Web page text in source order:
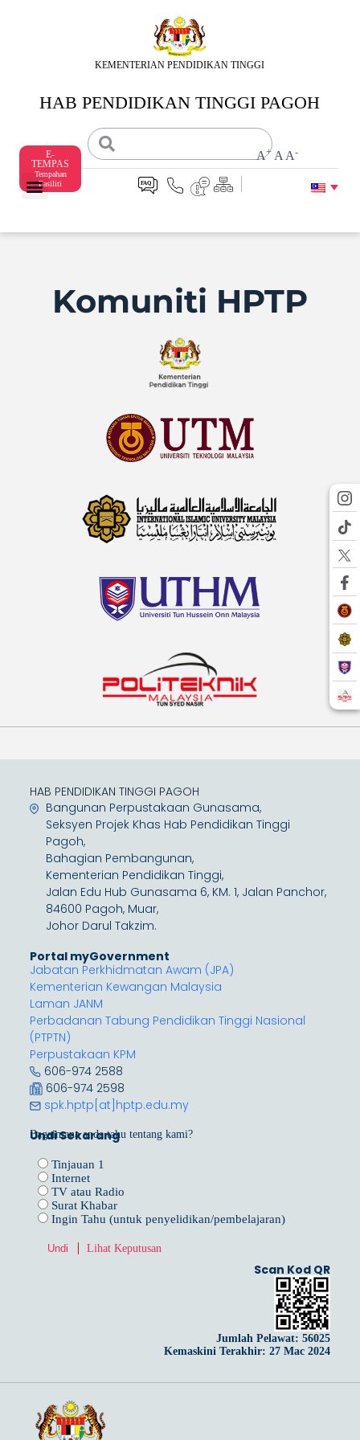
KEMENTERIAN PENDIDIKAN TINGGI
HAB PENDIDIKAN TINGGI PAGOH
E-
TEMPAS
Tempahan
Fasiliti
A+ A A-
Komuniti HPTP
HAB PENDIDIKAN TINGGI PAGOH
Bangunan Perpustakaan Gunasama,
Seksyen Projek Khas Hab Pendidikan Tinggi
Pagoh,
Bahagian Pembangunan,
Kementerian Pendidikan Tinggi,
Jalan Edu Hub Gunasama 6, KM. 1, Jalan Panchor,
84600 Pagoh, Muar,
Johor Darul Takzim.
Portal myGovernment
Jabatan Perkhidmatan Awam (JPA)
Kementerian Kewangan Malaysia
Laman JANM
Perbadanan Tabung Pendidikan Tinggi Nasional
(PTPTN)
Perpustakaan KPM
606-974 2588
606-974 2598
spk.hptp[at]hptp.edu.my
Undi Sekarang
Bagaimana anda tahu tentang kami?
Tinjauan 1
Internet
TV atau Radio
Surat Khabar
Ingin Tahu (untuk penyelidikan/pembelajaran)
Lihat Keputusan
Scan Kod QR
Jumlah Pelawat:56025
Kemaskini Terakhir: 27 Mac 2024